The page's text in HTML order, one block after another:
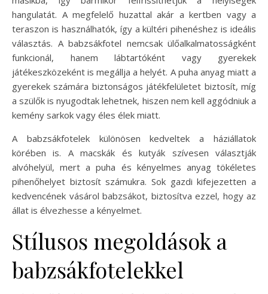
hangulatát. A megfelelő huzattal akár a kertben vagy a
teraszon is használhatók, így a kültéri pihenéshez is ideális
választás. A babzsákfotel nemcsak ülőalkalmatosságként
funkcionál, hanem lábtartóként vagy gyerekek
játékeszközeként is megállja a helyét. A puha anyag miatt a
gyerekek számára biztonságos játékfelületet biztosít, míg
a szülők is nyugodtak lehetnek, hiszen nem kell aggódniuk a
kemény sarkok vagy éles élek miatt.
A babzsákfotelek különösen kedveltek a háziállatok
körében is. A macskák és kutyák szívesen választják
alvóhelyül, mert a puha és kényelmes anyag tökéletes
pihenőhelyet biztosít számukra. Sok gazdi kifejezetten a
kedvencének vásárol babzsákot, biztosítva ezzel, hogy az
állat is élvezhesse a kényelmet.
Stílusos megoldások a
babzsákfotelekkel